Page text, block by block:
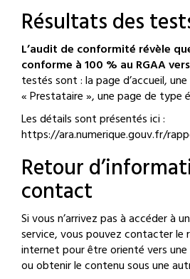
Résultats des
L’audit de conformité révèle
conforme à 100 % au RGAA
testés sont : la page d’accueil,
« Prestataire », une page de type
Les détails sont présentés ici :
https://ara.numerique.gouv.fr/
Retour
contact
Si vous n’arrivez pas à accéder à
service, vous pouvez contacter le
internet pour être orienté vers
ou obtenir le contenu sous une